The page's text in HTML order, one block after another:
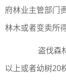
府林业主管部门
林木或者变卖所
盗伐森林
以上或者幼树20